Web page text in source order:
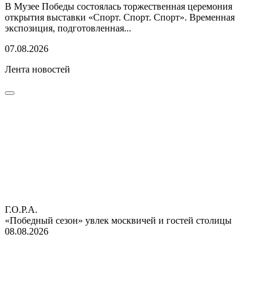
В Музее Победы состоялась торжественная церемония
открытия выставки «Спорт. Спорт. Спорт». Временная
экспозиция, подготовленная...
07.08.2026
Лента новостей
Г.О.Р.А.
«Победный сезон» увлек москвичей и гостей столицы
08.08.2026